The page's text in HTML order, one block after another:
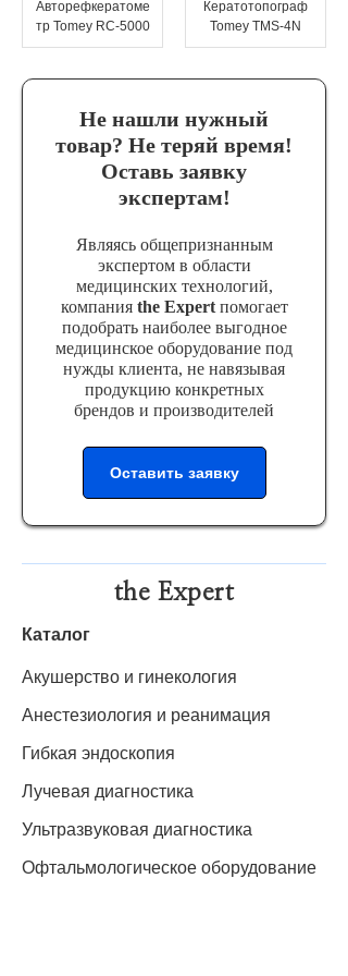
Авторефкератоме
тр Tomey RC-5000
Кератотопограф
Tomey TMS-4N
Не нашли нужный
товар? Не теряй время!
Оставь заявку
экспертам!
Являясь общепризнанным
экспертом в области
медицинских технологий,
компания the Expertпомогает
подобрать наиболее выгодное
медицинское оборудование под
нужды клиента, не навязывая
продукцию конкретных
брендов и производителей
Оставить заявку
the Expert
Каталог
Акушерство и гинекология
Анестезиология и реанимация
Гибкая эндоскопия
Лучевая диагностика
Ультразвуковая диагностика
Офтальмологическое оборудование